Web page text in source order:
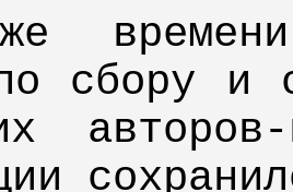
сбору и
авторов-